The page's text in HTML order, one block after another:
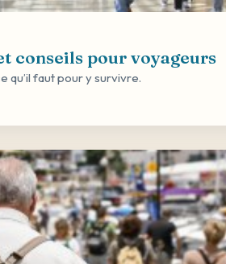
conseils pour voyageurs
qu’il faut pour y survivre.